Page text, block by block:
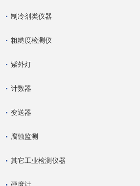
制冷剂类仪器
粗糙度检测仪
紫外灯
计数器
变送器
腐蚀监测
其它工业检测仪器